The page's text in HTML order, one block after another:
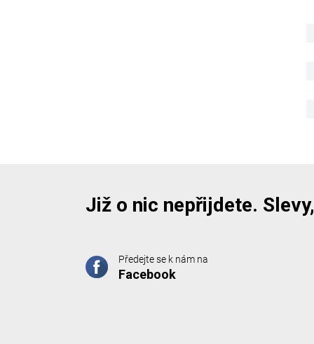
Již o nic nepřijdete.
Předejte se k nám na
Facebook